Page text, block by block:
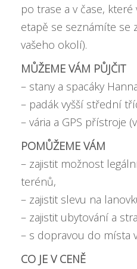
po trase a v čase,
etapě se seznámíte se
vašeho okolí).
MŮŽEME VÁM PŮJČIT
– stany a spacáky
– padák vyšší střední
– vária a GPS přístroje
POMŮŽEME VÁM
– zajistit možnost
terénů,
– zajistit slevu na
– zajistit ubytování a
– s dopravou do místa
CO JE V CENĚ